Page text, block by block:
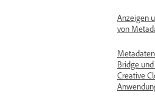
Anzeigen
von
Bridge
Creative